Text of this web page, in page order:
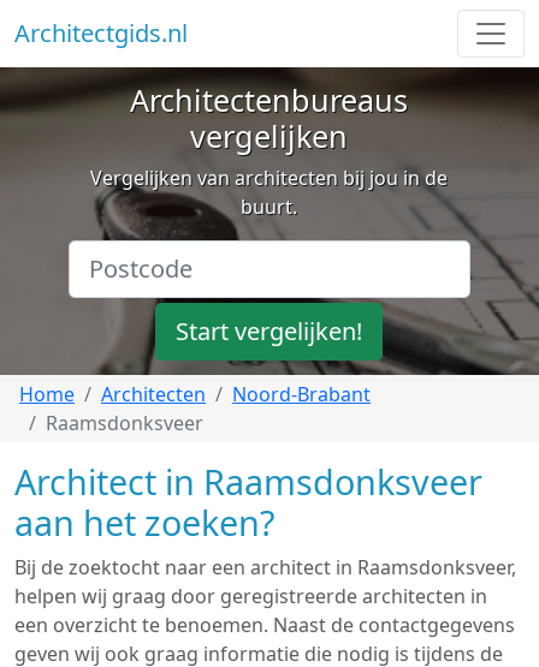
Architectgids.nl
Architectenbureaus
vergelijken
Vergelijken van architecten bij jou in de
buurt.
Start vergelijken!
Home Architecten
Noord-Brabant
Raamsdonksveer
Architect in Raamsdonksveer
aan het zoeken?
Bij de zoektocht naar een architect in Raamsdonksveer,
helpen wij graag door geregistreerde architecten in
een overzicht te benoemen. Naast de contactgegevens
geven wij ook graag informatie die nodig is tijdens de